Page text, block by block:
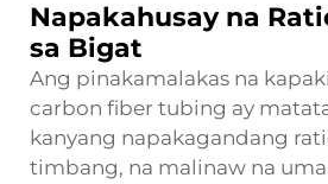
Napakahusay na
sa Bigat
Ang pinakamalakas na
carbon fiber tubing ay
kanyang napakagandang
timbang, na malinaw na